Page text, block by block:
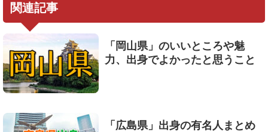
関連記事
「岡山県」のいいところや魅
力、出身でよかったと思うこと
「広島県」出身の有名人まとめ